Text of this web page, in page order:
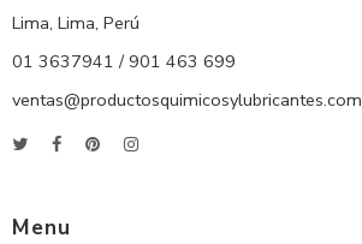
Lima, Lima, Perú
01 3637941 / 901 463 699
ventas@productosquimicosylubricantes.com
Menu